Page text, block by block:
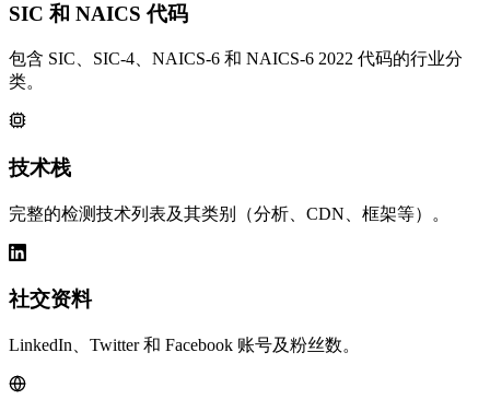
SIC 和 NAICS 代码
包含 SIC、SIC-4、NAICS-6 和 NAICS-6 2022 代码的行业分
类。
技术栈
完整的检测技术列表及其类别（分析、CDN、框架等）。
社交资料
LinkedIn、Twitter 和 Facebook 账号及粉丝数。